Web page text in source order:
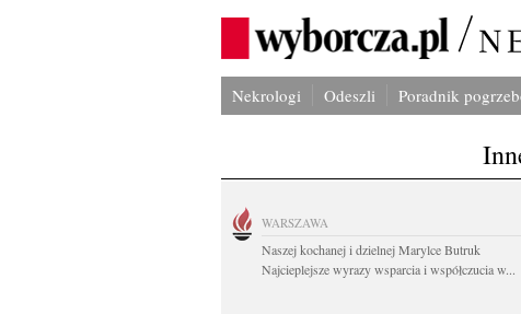
Nekrologi Odeszli Poradnik
WARSZAWA
Naszej kochanej i dzielnej Marylce Butruk
Najcieplejsze wyrazy wsparcia i współczucia w...